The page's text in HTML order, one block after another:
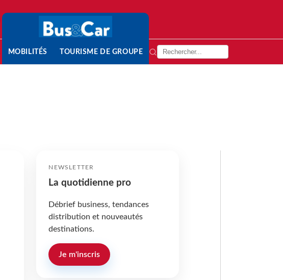
MOBILITÉS TOURISME DE GROUPE
NEWSLETTER
La quotidienne pro
Débrief business, tendances
distribution et nouveautés
destinations.
Je m'inscris